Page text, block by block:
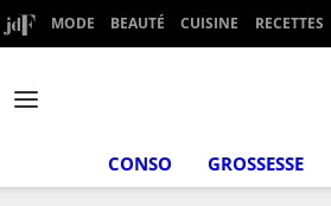
MODE BEAUTÉ CUISINE RECETTES
CONSO GROSSESSE